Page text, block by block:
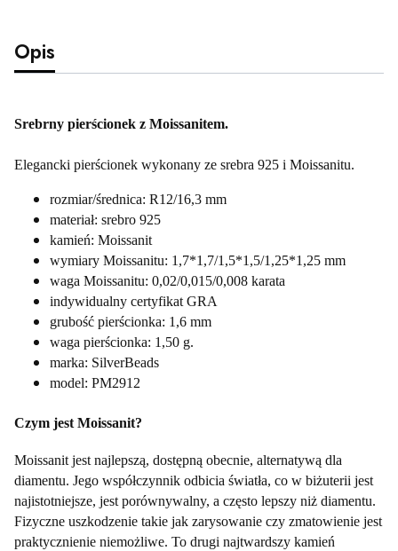
Opis
Srebrny pierścionek z Moissanitem.
Elegancki pierścionek wykonany ze srebra 925 i Moissanitu.
rozmiar/średnica: R12/16,3 mm
materiał: srebro 925
kamień: Moissanit
wymiary Moissanitu: 1,7*1,7/1,5*1,5/1,25*1,25 mm
waga Moissanitu: 0,02/0,015/0,008 karata
indywidualny certyfikat GRA
grubość pierścionka: 1,6 mm
waga pierścionka: 1,50 g.
marka: SilverBeads
model: PM2912
Czym jest Moissanit?
Moissanit jest najlepszą, dostępną obecnie, alternatywą dla
diamentu. Jego współczynnik odbicia światła, co w biżuterii jest
najistotniejsze, jest porównywalny, a często lepszy niż diamentu.
Fizyczne uszkodzenie takie jak zarysowanie czy zmatowienie jest
praktycznienie niemożliwe. To drugi najtwardszy kamień